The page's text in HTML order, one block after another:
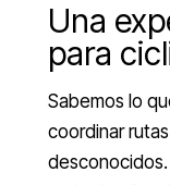
Una
para
Sabemos lo
coordinar